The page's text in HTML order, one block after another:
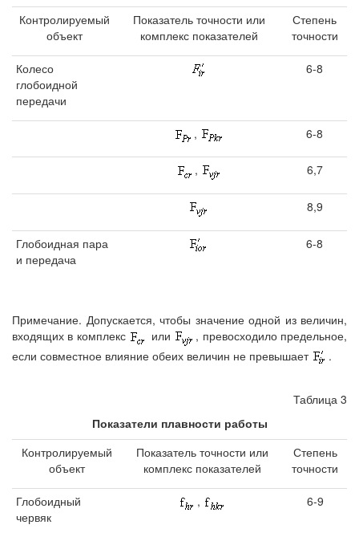
Контролируемый
объект
Показатель точности или
комплекс показателей
Степень
точности
Колесо
глобоидной
передачи
6-8
, 6-8
, 6,7
8,9
Глобоидная пара
и передача
6-8
Примечание. Допускается, чтобы значение одной из величин,
входящих в комплекс
или
, превосходило предельное,
если совместное влияние обеих величин не превышает
.
Таблица 3
Показатели плавности работы
Контролируемый
объект
Показатель точности или
комплекс показателей
Степень
точности
Глобоидный
червяк
, 6-9